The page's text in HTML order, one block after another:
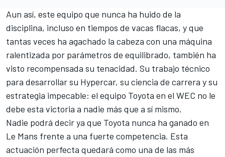
Aun así, este equipo que nunca ha huido de la
disciplina, incluso en tiempos de vacas flacas, y que
tantas veces ha agachado la cabeza con una máquina
ralentizada por parámetros de equilibrado, también ha
visto recompensada su tenacidad. Su trabajo técnico
para desarrollar su Hypercar, su ciencia de carrera y su
estrategia impecable: el equipo Toyota en el WEC no le
debe esta victoria a nadie más que a sí mismo.
Nadie podrá decir ya que Toyota nunca ha ganado en
Le Mans frente a una fuerte competencia. Esta
actuación perfecta quedará como una de las más